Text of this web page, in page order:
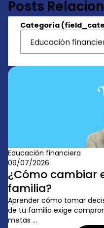
Posts
Categoría
Educación financiera
09/07/2026
¿Cómo cambiar
familia?
Aprender cómo tomar
de tu familia exige
metas ...